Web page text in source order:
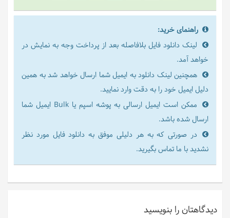
راهنمای خرید:
لینک دانلود فایل بلافاصله بعد از پرداخت وجه به نمایش در
خواهد آمد.
همچنین لینک دانلود به ایمیل شما ارسال خواهد شد به همین
دلیل ایمیل خود را به دقت وارد نمایید.
ممکن است ایمیل ارسالی به پوشه اسپم یا Bulk ایمیل شما
ارسال شده باشد.
در صورتی که به هر دلیلی موفق به دانلود فایل مورد نظر
نشدید با ما تماس بگیرید.
دیدگاهتان را بنویسید